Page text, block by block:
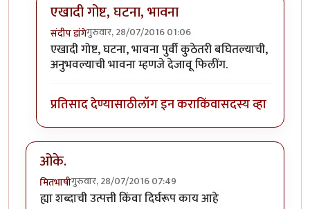
एखादी गोष्ट, घटना, भावना
संदीप डांगेगुरुवार, 28/07/2016 01:06
In reply toदेजावू फिलिंग म्हणजे कायbyमितभाषी
एखादी गोष्ट, घटना, भावना पुर्वी कुठेतरी बघितल्याची,
अनुभवल्याची भावना म्हणजे देजावू फिलींग.
प्रतिसाद देण्यासाठीलॉग इन कराकिंवासदस्य व्हा
ओके.
मितभाषीगुरुवार, 28/07/2016 07:49
ह्या शब्दाची उत्पत्ती किंवा दिर्घरूप काय आहे